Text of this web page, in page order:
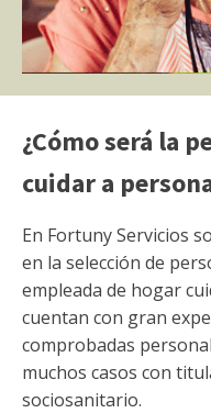
¿Cómo será la
cuidar a
En Fortuny Servicios
en la selección de
empleada de hogar
cuentan con gran
comprobadas
muchos casos con
sociosanitario.